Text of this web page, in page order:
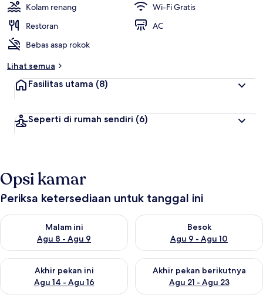
Kolam renang
Wi-Fi Gratis
Restoran
AC
Bebas asap rokok
Lihat semua
Fasilitas utama (8)
Seperti di rumah sendiri (6)
Opsi kamar
Periksa ketersediaan untuk tanggal ini
Malam ini
Agu 8 - Agu 9
Periksa ketersediaan untuk malam ini Agu 8 - Agu 9
Besok
Agu 9 - Agu 10
Periksa ketersediaan untuk
Akhir pekan ini
Agu 14 - Agu 16
Periksa ketersediaan untuk akhir pekan ini Agu 14 - Agu 16
Akhir pekan berikutnya
Agu 21 - Agu 23
Periksa ketersediaan untuk